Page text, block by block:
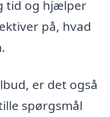
tid og hjælper
på, hvad
er det også
spørgsmål